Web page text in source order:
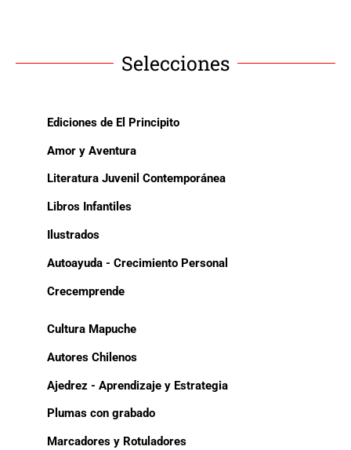
Selecciones
Ediciones de El Principito
Amor y Aventura
Literatura Juvenil Contemporánea
Libros Infantiles
Ilustrados
Autoayuda - Crecimiento Personal
Crecemprende
Cultura Mapuche
Autores Chilenos
Ajedrez - Aprendizaje y Estrategia
Plumas con grabado
Marcadores y Rotuladores